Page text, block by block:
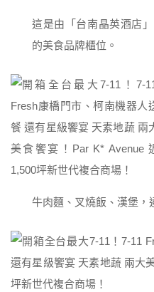
這是由「台南晶英酒店
的美食品牌櫃位。
牛肉麵、叉燒飯、漢堡，